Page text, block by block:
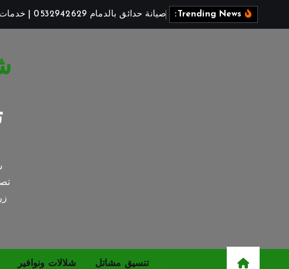
صيانة حدائق بالدمام 0532942629 | خدمات تنسيق وتكريب دورية 2026
شركة
تنسيق مشاتل شلالات ونوافير